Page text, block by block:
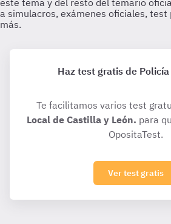
Haz test gratis de Policía
Te facilitamos varios test
Local de Castilla y León. para
OpositaTest.
Ver test gratis